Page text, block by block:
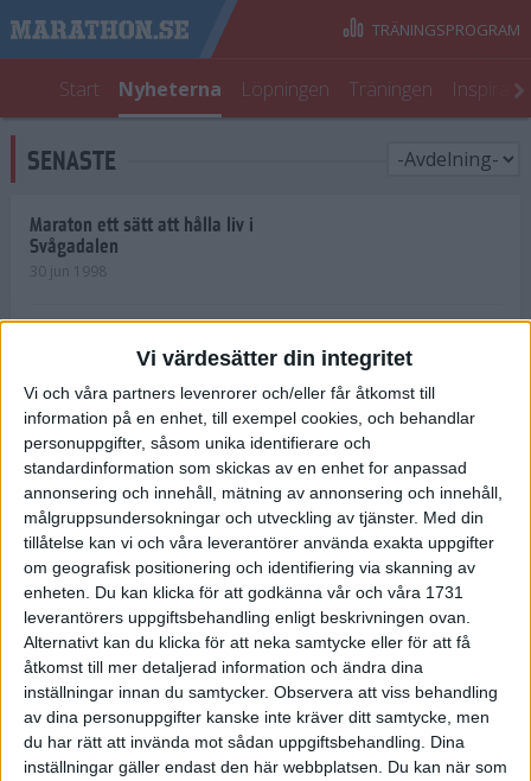
Vi värdesätter din integritet
Vi och våra partners levenrorer och/eller får åtkomst till
information på en enhet, till exempel cookies, och behandlar
personuppgifter, såsom unika identifierare och
standardinformation som skickas av en enhet for anpassad
annonsering och innehåll, mätning av annonsering och innehåll,
målgruppsundersokningar och utveckling av tjänster. Med din
tillåtelse kan vi och våra leverantörer använda exakta uppgifter
om geografisk positionering och identifiering via skanning av
enheten. Du kan klicka för att godkänna vår och våra 1731
leverantörers uppgiftsbehandling enligt beskrivningen ovan.
Alternativt kan du klicka för att neka samtycke eller för att få
åtkomst till mer detaljerad information och ändra dina
inställningar innan du samtycker. Observera att viss behandling
av dina personuppgifter kanske inte kräver ditt samtycke, men
du har rätt att invända mot sådan uppgiftsbehandling. Dina
inställningar gäller endast den här webbplatsen. Du kan när som
Start Nyheterna Löpningen Träningen
TRÄNINGSPROGRAM
SENASTE
Maraton ett sätt att hålla liv i
Svågadalen
30 jun 1998
Norrlänningar firade semester i
Strängnäs
28 jun 1998
Maratonlöparna bäst i Trosa
I år fick Andervang kransen
27 jun 1998
Intresset ökar för Lidingöloppet
26 jun 1998